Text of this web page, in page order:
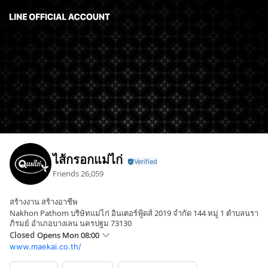
ไส้กรอกแม่ไก่
Friends26,059
สร้างงาน สร้างอาชีพ
Nakhon Pathom บริษัทแม่ไก่ อินเตอร์ฟู้ดส์ 2019 จำกัด 144 หมู่ 1 ตำบลนรา
ภิรมย์ อำเภอบางเลน นครปฐม 73130
Closed Opens Mon 08:00
SunClosed
Mon08:00 - 17:00
www.maekai.co.th/